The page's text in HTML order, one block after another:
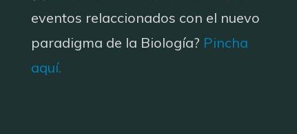
eventos relaccionados con el nuevo
paradigma de la Biología? Pincha
aquí.